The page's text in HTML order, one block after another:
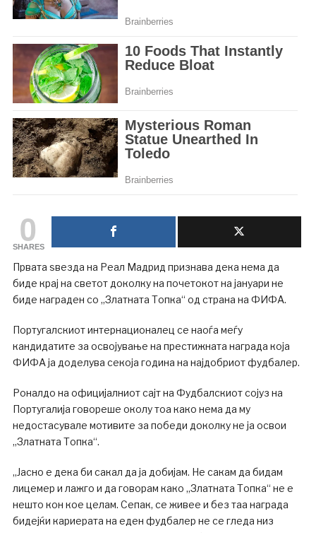
0
SHARES
Првата ѕвезда на Реал Мадрид признава дека нема да
биде крај на светот доколку на почетокот на јануари не
биде награден со „Златната Топка“ од страна на ФИФА.
Португалскиот интернационалец се наоѓа меѓу
кандидатите за освојување на престижната награда која
ФИФА ја доделува секоја година на најдобриот фудбалер.
Роналдо на официјалниот сајт на Фудбалскиот сојуз на
Португалија говореше околу тоа како нема да му
недостасувале мотивите за победи доколку не ја освои
„Златната Топка“.
„Јасно е дека би сакал да ја добијам. Не сакам да бидам
лицемер и лажго и да говорам како „Златната Топка“ не е
нешто кон кое целам. Сепак, се живее и без таа награда
бидејќи кариерата на еден фудбалер не се гледа низ